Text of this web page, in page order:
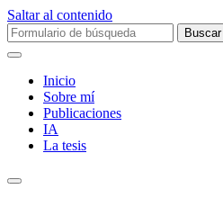
Saltar al contenido
Buscar:
Inicio
Sobre mí­
Publicaciones
IA
La tesis
Alternar